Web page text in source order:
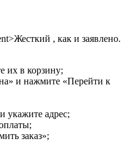
, как и заявлено.
их в корзину;
и нажмите «Перейти к
укажите адрес;
заказ»;